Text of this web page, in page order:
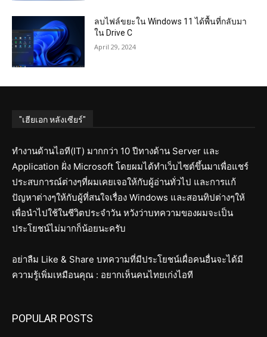
ลบไฟล์ขยะใน Windows 11 ได้พื้นที่กลับมา
ใน Drive C
April 29, 2024
"เฮียเอก หลังเซียร์"
ทำงานด้านไอที(IT) มากกว่า 10 ปีทางด้าน Server และ
Application ฝั่ง Microsoft โดยผมได้ทำเว็บไซต์ขึ้นมาเพื่อแชร์
ประสบการณ์ต่างๆที่ผมเคยเจอให้กับผู้อ่านทั่วไป และการแก้
ปัญหาต่างๆให้กับผู้ที่สนใจเรื่อง Windows และสอนทิปต่างๆให้
เพื่อนำไปใช้ในชีวิตประจำวัน หวังว่าบทความของผมจะเป็น
ประโยชน์ไม่มากก็น้อยนะครับ
อย่าลืม Like & Share บทความที่มีประโยชน์เผื่อคนอื่นจะได้มี
ความรู้เพิ่มเหมือนคุณ : อยากเห็นคนไทยเก่งไอที
POPULAR POSTS